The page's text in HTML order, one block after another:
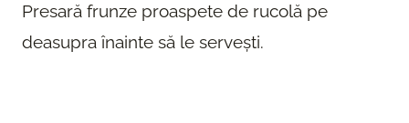
Presară frunze proaspete de rucolă pe
deasupra înainte să le servești.